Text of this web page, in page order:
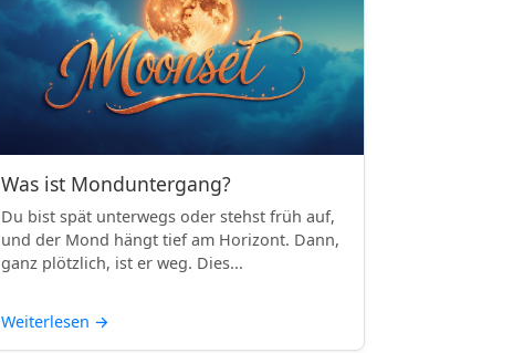
Was ist Monduntergang?
Du bist spät unterwegs oder stehst früh auf,
und der Mond hängt tief am Horizont. Dann,
ganz plötzlich, ist er weg. Dies...
Weiterlesen →